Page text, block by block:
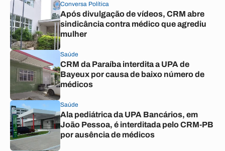
Conversa Política
Após divulgação de vídeos, CRM abre
sindicância contra médico que agrediu
mulher
Saúde
CRM da Paraíba interdita a UPA de
Bayeux por causa de baixo número de
médicos
Saúde
Ala pediátrica da UPA Bancários, em
João Pessoa, é interditada pelo CRM-PB
por ausência de médicos